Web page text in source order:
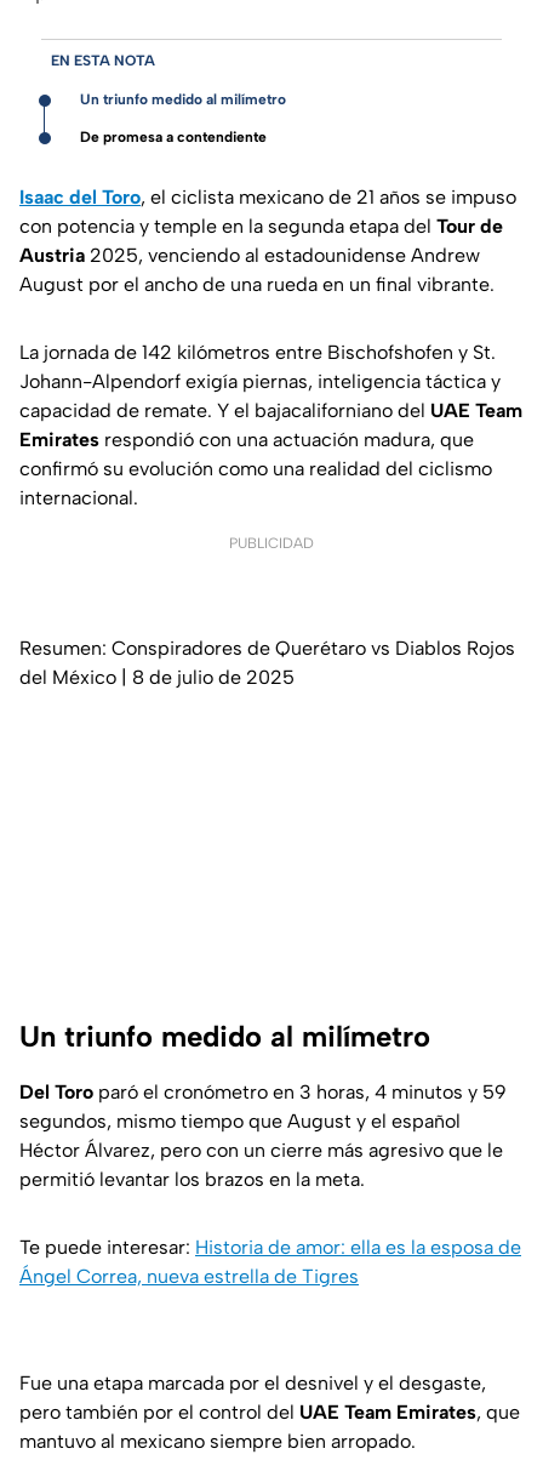
EN ESTA NOTA
Un triunfo medido al milímetro
De promesa a contendiente
Isaac del Toro, el ciclista mexicano de 21 años se impuso
con potencia y temple en la segunda etapa del Tour de
Austria 2025, venciendo al estadounidense Andrew
August por el ancho de una rueda en un final vibrante.
La jornada de 142 kilómetros entre Bischofshofen y St.
Johann-Alpendorf exigía piernas, inteligencia táctica y
capacidad de remate. Y el bajacaliforniano del UAE Team
Emirates respondió con una actuación madura, que
confirmó su evolución como una realidad del ciclismo
internacional.
PUBLICIDAD
Resumen: Conspiradores de Querétaro vs Diablos Rojos
del México | 8 de julio de 2025
Un triunfo medido al milímetro
Del Toro paró el cronómetro en 3 horas, 4 minutos y 59
segundos, mismo tiempo que August y el español
Héctor Álvarez, pero con un cierre más agresivo que le
permitió levantar los brazos en la meta.
Te puede interesar: Historia de amor: ella es la esposa de
Ángel Correa, nueva estrella de Tigres
Fue una etapa marcada por el desnivel y el desgaste,
pero también por el control del UAE Team Emirates, que
mantuvo al mexicano siempre bien arropado.